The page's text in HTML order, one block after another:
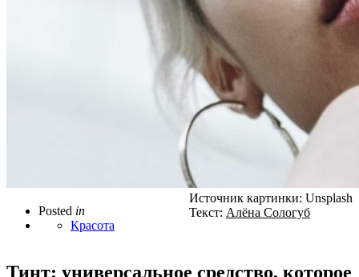
Posted in
Красота
Источник картинки: Unsplash
Текст: Алёна Сологуб
Тинт: универсальное средство, которое